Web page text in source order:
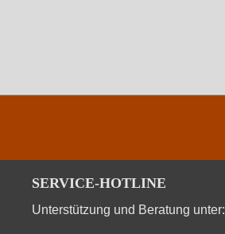
SERVICE-HOTLINE
Unterstützung und Beratung unter: